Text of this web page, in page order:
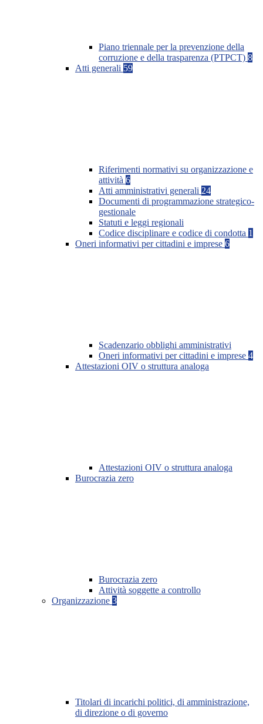
Piano triennale per la prevenzione della
corruzione e della trasparenza (PTPCT) 8
Atti generali 59
Riferimenti normativi su organizzazione e
attività 6
Atti amministrativi generali 24
Documenti di programmazione strategico-
gestionale
Statuti e leggi regionali
Codice disciplinare e codice di condotta 1
Oneri informativi per cittadini e imprese 6
Scadenzario obblighi amministrativi
Oneri informativi per cittadini e imprese 4
Attestazioni OIV o struttura analoga
Attestazioni OIV o struttura analoga
Burocrazia zero
Burocrazia zero
Attività soggette a controllo
Organizzazione 3
Titolari di incarichi politici, di amministrazione,
di direzione o di governo